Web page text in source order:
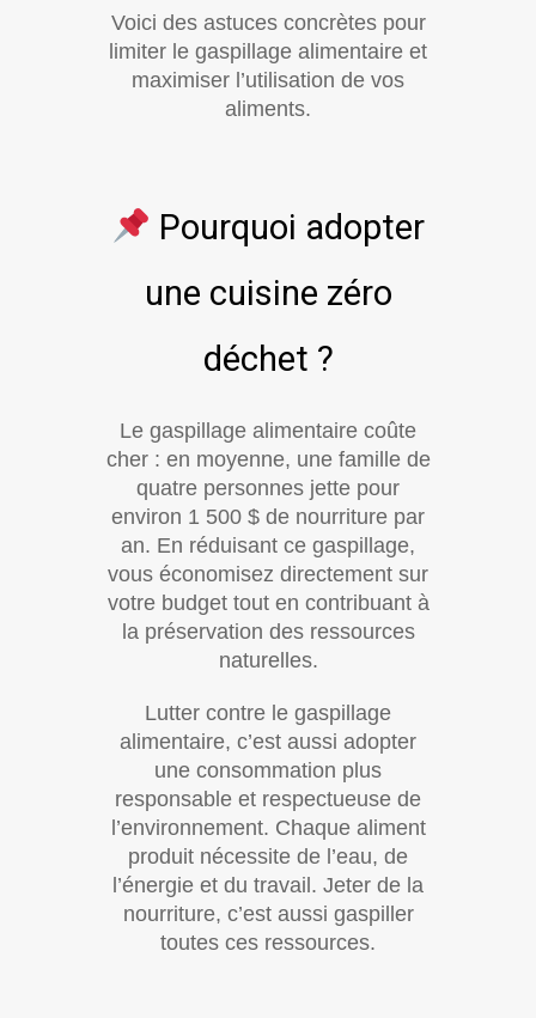
Voici des astuces concrètes pour
limiter le gaspillage alimentaire et
maximiser l’utilisation de vos
aliments.
Pourquoi adopter
une cuisine zéro
déchet ?
Le gaspillage alimentaire coûte
cher : en moyenne, une famille de
quatre personnes jette pour
environ 1 500 $ de nourriture par
an. En réduisant ce gaspillage,
vous économisez directement sur
votre budget tout en contribuant à
la préservation des ressources
naturelles.
Lutter contre le gaspillage
alimentaire, c’est aussi adopter
une consommation plus
responsable et respectueuse de
l’environnement. Chaque aliment
produit nécessite de l’eau, de
l’énergie et du travail. Jeter de la
nourriture, c’est aussi gaspiller
toutes ces ressources.